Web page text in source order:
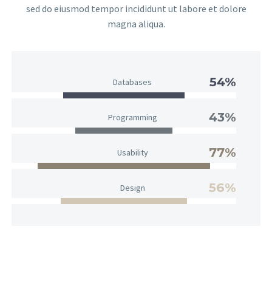
sed do eiusmod tempor incididunt ut labore et dolore
magna aliqua.
Databases 54%
Programming 43%
Usability 77%
Design 56%